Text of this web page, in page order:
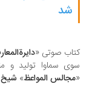
صوتی «دایرةالمعارف
سماوا تولید و منتشر
المواعظ»شیخ جعفر